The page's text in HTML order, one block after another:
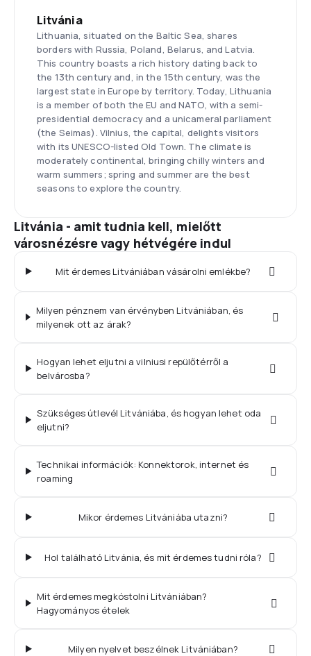
Litvánia
Lithuania, situated on the Baltic Sea, shares
borders with Russia, Poland, Belarus, and Latvia.
This country boasts a rich history dating back to
the 13th century and, in the 15th century, was the
largest state in Europe by territory. Today, Lithuania
is a member of both the EU and NATO, with a semi-
presidential democracy and a unicameral parliament
(the Seimas). Vilnius, the capital, delights visitors
with its UNESCO-listed Old Town. The climate is
moderately continental, bringing chilly winters and
warm summers; spring and summer are the best
seasons to explore the country.
Litvánia - amit tudnia kell, mielőtt
városnézésre vagy hétvégére indul
Mit érdemes Litvániában vásárolni emlékbe?
Milyen pénznem van érvényben Litvániában, és
milyenek ott az árak?
Hogyan lehet eljutni a vilniusi repülőtérről a
belvárosba?
Szükséges útlevél Litvániába, és hogyan lehet oda
eljutni?
Technikai információk: Konnektorok, internet és
roaming
Mikor érdemes Litvániába utazni?
Hol található Litvánia, és mit érdemes tudni róla?
Mit érdemes megkóstolni Litvániában?
Hagyományos ételek
Milyen nyelvet beszélnek Litvániában?